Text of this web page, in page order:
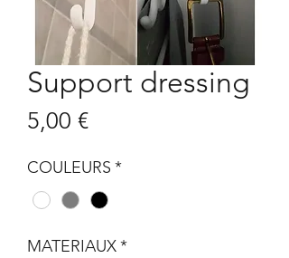
Support dressing
5,00 €Prix
COULEURS *
MATERIAUX*